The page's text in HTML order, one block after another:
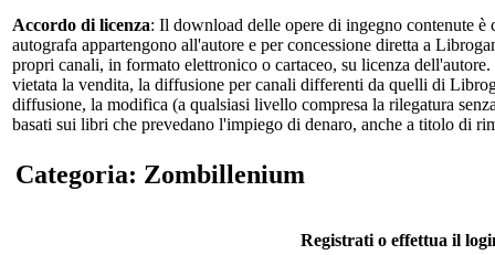
Accordo di licenza: Il download delle opere di ingegno contenute
autografa appartengono all'autore e per concessione diretta a
propri canali, in formato elettronico o cartaceo, su licenza
vietata la vendita, la diffusione per canali differenti da quelli di
diffusione, la modifica (a qualsiasi livello compresa la rilegatura
basati sui libri che prevedano l'impiego di denaro, anche a titolo di
Categoria: Zombillenium
Registrati o effettua il